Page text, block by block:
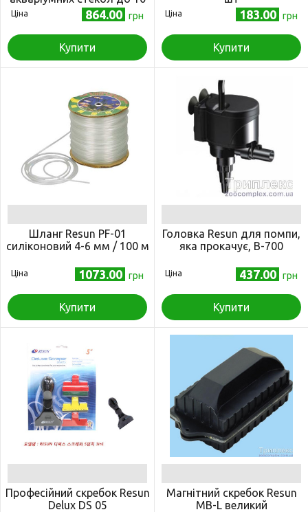
мм
Ціна 864.00 грн
Купити
Ціна 183.00 грн
Купити
Шланг Resun PF-01
силіконовий 4-6 мм / 100 м
Ціна 1073.00 грн
Купити
Головка Resun для помпи,
яка прокачує, В-700
Ціна 437.00 грн
Купити
Професійний скребок Resun
Delux DS 05
Магнітний скребок Resun
MB-L великий